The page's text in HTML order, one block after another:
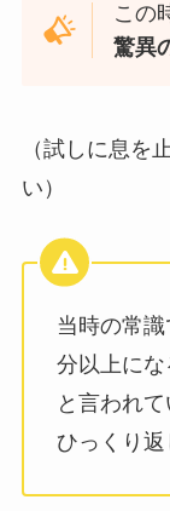
この
驚異
（試しに息を
い）
当時の常
分以上にな
と言われ
ひっくり返